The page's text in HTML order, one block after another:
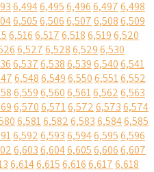
6,4946,4956,4966,4976,498
6,5056,5066,5076,5086,509
6,5166,5176,5186,5196,520
6,5276,5286,5296,530
6,5376,5386,5396,5406,541
6,5486,5496,5506,5516,552
6,5596,5606,5616,5626,563
6,5706,5716,5726,5736,574
6,5816,5826,5836,5846,585
6,5926,5936,5946,5956,596
6,6036,6046,6056,6066,607
6,6146,6156,6166,6176,618